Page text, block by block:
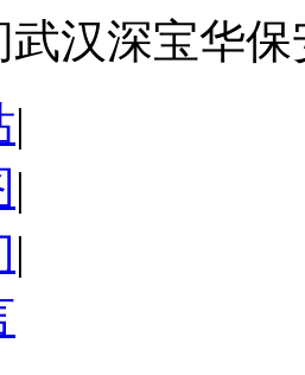
武汉深宝华
|
|
|